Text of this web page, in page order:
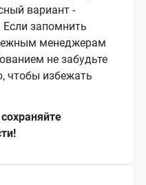
вариант -
запомнить
менеджерам
не забудьте
чтобы избежать